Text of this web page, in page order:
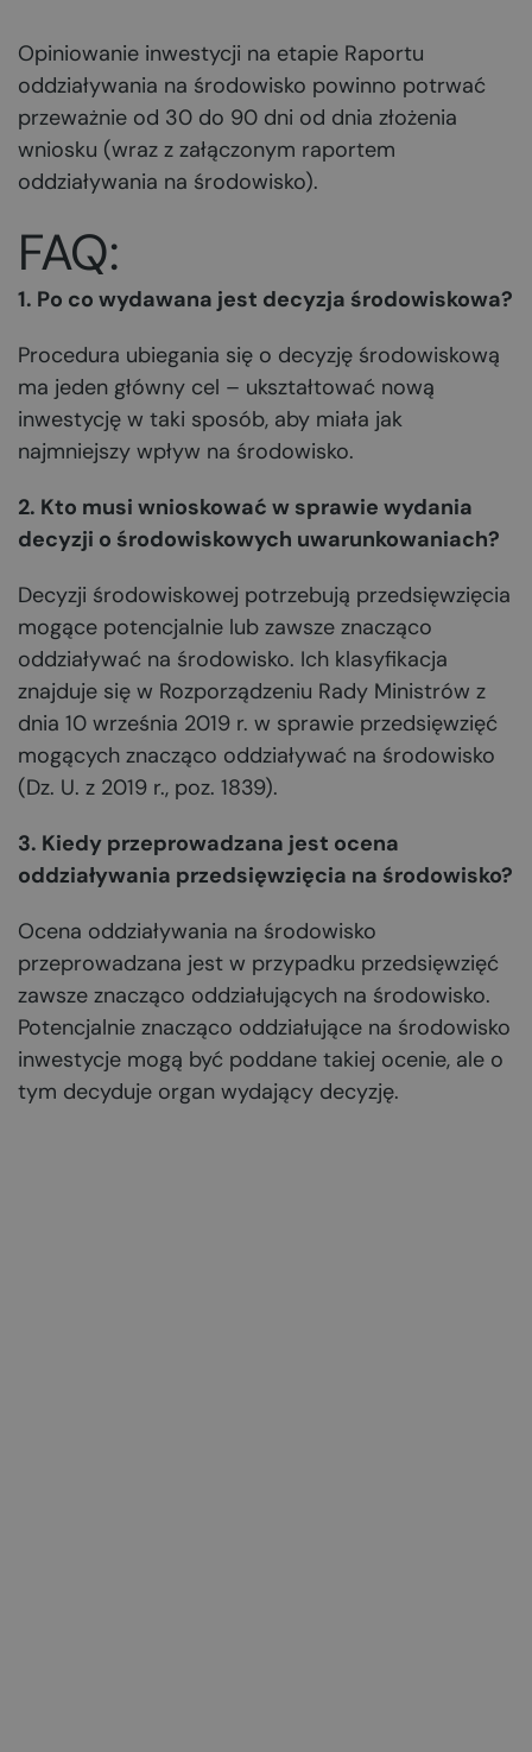
Opiniowanie inwestycji na etapie Raportu
oddziaływania na środowisko powinno potrwać
przeważnie od 30 do 90 dni od dnia złożenia
wniosku (wraz z załączonym raportem
oddziaływania na środowisko).
FAQ:
1. Po co wydawana jest decyzja środowiskowa?
Procedura ubiegania się o decyzję środowiskową
ma jeden główny cel – ukształtować nową
inwestycję w taki sposób, aby miała jak
najmniejszy wpływ na środowisko.
2. Kto musi wnioskować w sprawie wydania
decyzji o środowiskowych uwarunkowaniach?
Decyzji środowiskowej potrzebują przedsięwzięcia
mogące potencjalnie lub zawsze znacząco
oddziaływać na środowisko. Ich klasyfikacja
znajduje się w Rozporządzeniu Rady Ministrów z
dnia 10 września 2019 r. w sprawie przedsięwzięć
mogących znacząco oddziaływać na środowisko
(Dz. U. z 2019 r., poz. 1839).
3. Kiedy przeprowadzana jest ocena
oddziaływania przedsięwzięcia na środowisko?
Ocena oddziaływania na środowisko
przeprowadzana jest w przypadku przedsięwzięć
zawsze znacząco oddziałujących na środowisko.
Potencjalnie znacząco oddziałujące na środowisko
inwestycje mogą być poddane takiej ocenie, ale o
tym decyduje organ wydający decyzję.